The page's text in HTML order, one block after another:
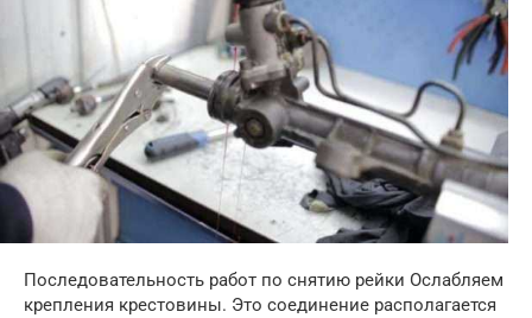
Последовательность работ по снятию рейки Ослабляем
крепления крестовины. Это соединение располагается